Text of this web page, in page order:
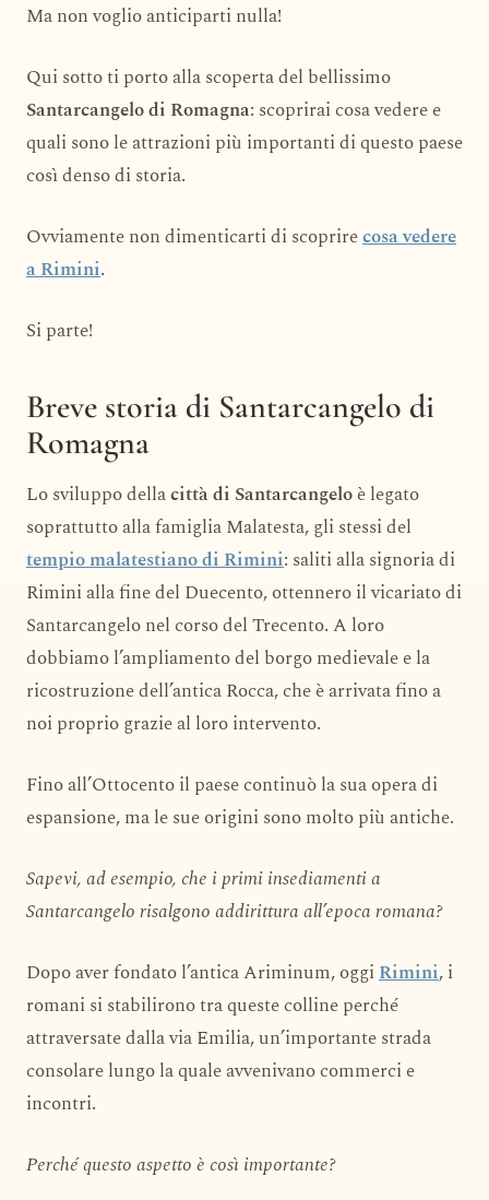
Ma non voglio anticiparti nulla!
Qui sotto ti porto alla scoperta del bellissimo
Santarcangelo di Romagna: scoprirai cosa vedere e
quali sono le attrazioni più importanti di questo paese
così denso di storia.
Ovviamente non dimenticarti di scoprirecosa vedere
a Rimini.
Si parte!
Breve storia di Santarcangelo di
Romagna
Lo sviluppo dellacittà di Santarcangeloè legato
soprattutto alla famiglia Malatesta, gli stessi del
tempio malatestiano di Rimini: saliti alla signoria di
Rimini alla fine del Duecento, ottennero il vicariato di
Santarcangelo nel corso del Trecento. A loro
dobbiamo l’ampliamento del borgo medievale e la
ricostruzione dell’antica Rocca, che è arrivata fino a
noi proprio grazie al loro intervento.
Fino all’Ottocento il paese continuò la sua opera di
espansione, ma le sue origini sono molto più antiche.
Sapevi, ad esempio, che i primi insediamenti a
Santarcangelo risalgono addirittura all’epoca romana?
Dopo aver fondato l’antica Ariminum, oggiRimini, i
romani si stabilirono tra queste colline perché
attraversate dalla via Emilia, un’importante strada
consolare lungo la quale avvenivano commerci e
incontri.
Perché questo aspetto è così importante?